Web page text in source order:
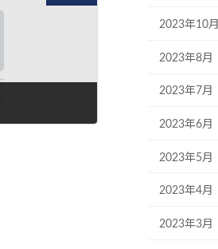
2023年10月
2023年8月
2023年7月
2023年6月
2023年5月
2023年4月
2023年3月